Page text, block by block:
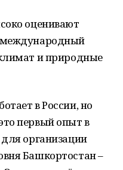
оценивают
международный
и природные
в России, но
первый опыт в
организации
Башкортостан –